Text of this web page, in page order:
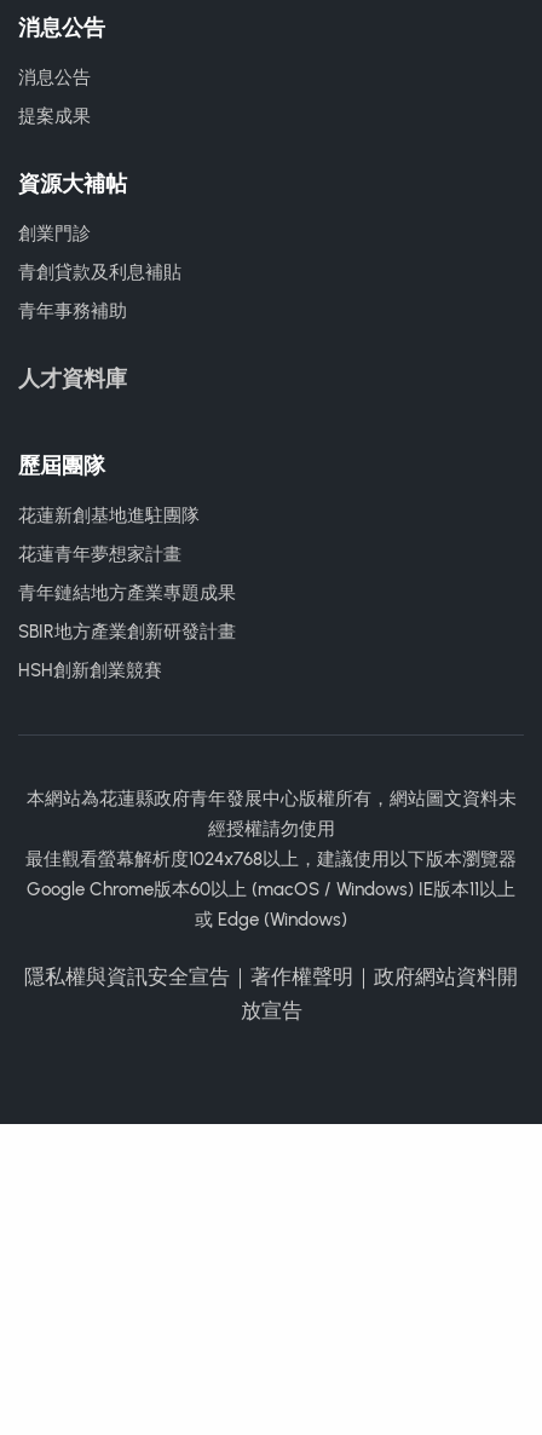
消息公告
消息公告
提案成果
資源大補帖
創業門診
青創貸款及利息補貼
青年事務補助
人才資料庫
歷屆團隊
花蓮新創基地進駐團隊
花蓮青年夢想家計畫
青年鏈結地方產業專題成果
SBIR地方產業創新研發計畫
HSH創新創業競賽
本網站為花蓮縣政府青年發展中心版權所有，網站圖文資料未
經授權請勿使用
最佳觀看螢幕解析度1024x768以上，建議使用以下版本瀏覽器
Google Chrome版本60以上 (macOS / Windows) IE版本11以上
或 Edge (Windows)
隱私權與資訊安全宣告 ｜ 著作權聲明 ｜ 政府網站資料開
放宣告